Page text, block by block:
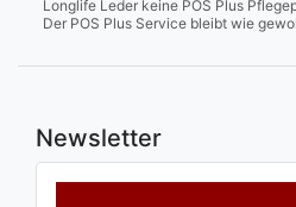
Longlife Leder keine POS Plus
Der POS Plus Service bleibt wie
Newsletter